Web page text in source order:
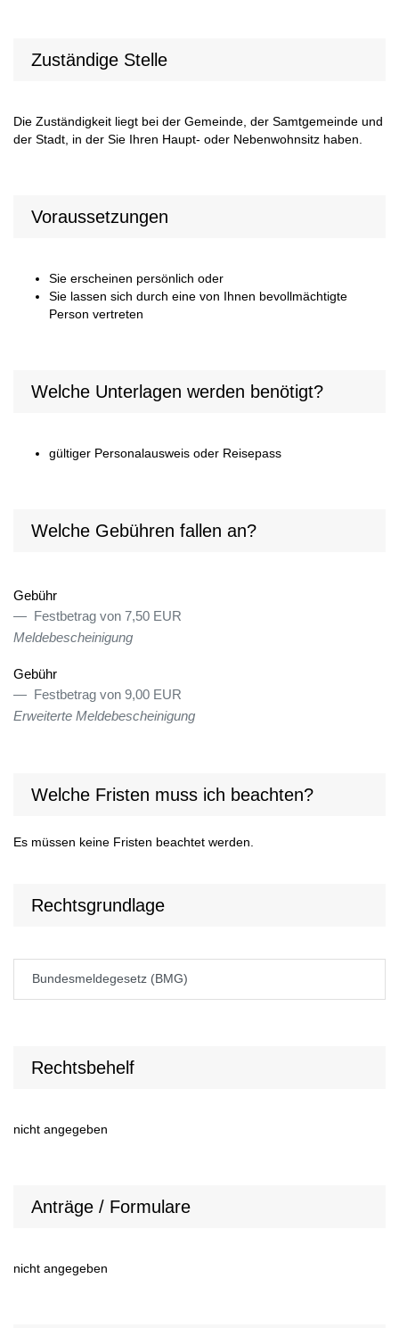
Zuständige Stelle
Die Zuständigkeit liegt bei der Gemeinde, der Samtgemeinde und
der Stadt, in der Sie Ihren Haupt- oder Nebenwohnsitz haben.
Voraussetzungen
Sie erscheinen persönlich oder
Sie lassen sich durch eine von Ihnen bevollmächtigte
Person vertreten
Welche Unterlagen werden benötigt?
gültiger Personalausweis oder Reisepass
Welche Gebühren fallen an?
Gebühr
Festbetrag von 7,50 EUR
Meldebescheinigung
Gebühr
Festbetrag von 9,00 EUR
Erweiterte Meldebescheinigung
Welche Fristen muss ich beachten?
Es müssen keine Fristen beachtet werden.
Rechtsgrundlage
Bundesmeldegesetz (BMG)
Rechtsbehelf
nicht angegeben
Anträge / Formulare
nicht angegeben